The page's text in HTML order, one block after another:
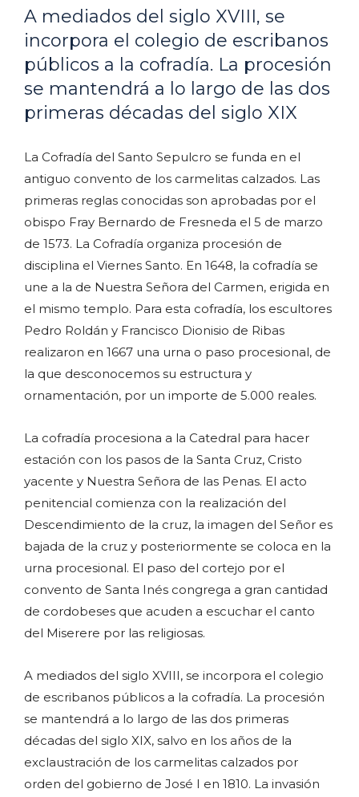
A mediados del siglo XVIII, se
incorpora el colegio de escribanos
públicos a la cofradía. La procesión
se mantendrá a lo largo de las dos
primeras décadas del siglo XIX
La Cofradía del Santo Sepulcro se funda en el
antiguo convento de los carmelitas calzados. Las
primeras reglas conocidas son aprobadas por el
obispo Fray Bernardo de Fresneda el 5 de marzo
de 1573. La Cofradía organiza procesión de
disciplina el Viernes Santo. En 1648, la cofradía se
une a la de Nuestra Señora del Carmen, erigida en
el mismo templo. Para esta cofradía, los escultores
Pedro Roldán y Francisco Dionisio de Ribas
realizaron en 1667 una urna o paso procesional, de
la que desconocemos su estructura y
ornamentación, por un importe de 5.000 reales.
La cofradía procesiona a la Catedral para hacer
estación con los pasos de la Santa Cruz, Cristo
yacente y Nuestra Señora de las Penas. El acto
penitencial comienza con la realización del
Descendimiento de la cruz, la imagen del Señor es
bajada de la cruz y posteriormente se coloca en la
urna procesional. El paso del cortejo por el
convento de Santa Inés congrega a gran cantidad
de cordobeses que acuden a escuchar el canto
del Miserere por las religiosas.
A mediados del siglo XVIII, se incorpora el colegio
de escribanos públicos a la cofradía. La procesión
se mantendrá a lo largo de las dos primeras
décadas del siglo XIX, salvo en los años de la
exclaustración de los carmelitas calzados por
orden del gobierno de José I en 1810. La invasión